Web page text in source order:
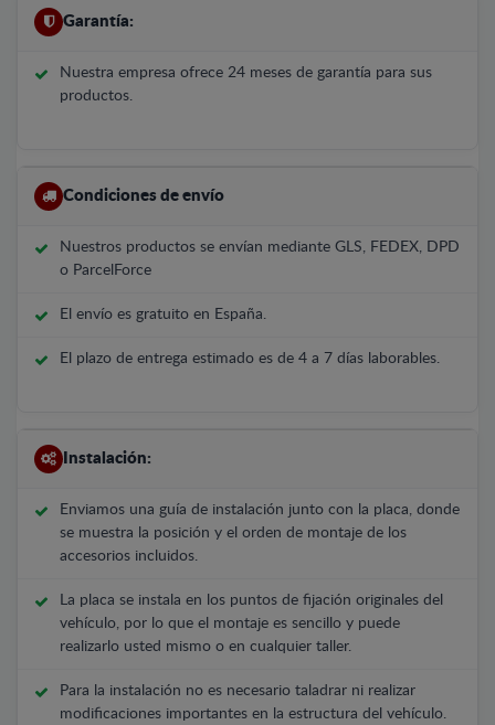
Garantía:
Nuestra empresa ofrece 24 meses de garantía para sus
productos.
Condiciones de envío
Nuestros productos se envían mediante GLS, FEDEX, DPD
o ParcelForce
El envío es gratuito en España.
El plazo de entrega estimado es de 4 a 7 días laborables.
Instalación:
Enviamos una guía de instalación junto con la placa, donde
se muestra la posición y el orden de montaje de los
accesorios incluidos.
La placa se instala en los puntos de fijación originales del
vehículo, por lo que el montaje es sencillo y puede
realizarlo usted mismo o en cualquier taller.
Para la instalación no es necesario taladrar ni realizar
modificaciones importantes en la estructura del vehículo.